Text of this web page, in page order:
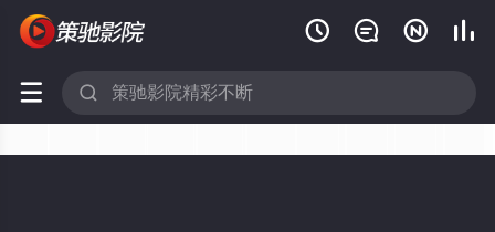
   
 